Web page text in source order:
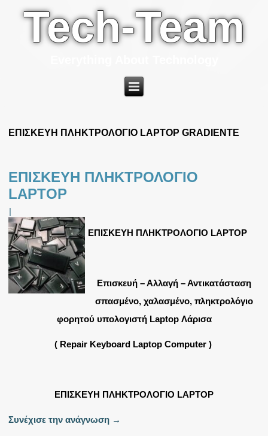
Tech-Team
ΕΠΙΣΚΕΥΗ ΠΛΗΚΤΡΟΛΟΓΙΟ LAPTOP GRADIENTE
ΕΠΙΣΚΕΥΗ ΠΛΗΚΤΡΟΛΟΓΙΟ
LAPTOP
|
ΕΠΙΣΚΕΥΗ ΠΛΗΚΤΡΟΛΟΓΙΟ LAPTOP
Επισκευή – Αλλαγή – Αντικατάσταση
σπασμένο, χαλασμένο, πληκτρολόγιο
φορητού υπολογιστή Laptop Λάρισα
( Repair Keyboard Laptop Computer )
ΕΠΙΣΚΕΥΗ ΠΛΗΚΤΡΟΛΟΓΙΟ LAPTOP
Συνέχισε την ανάγνωση →